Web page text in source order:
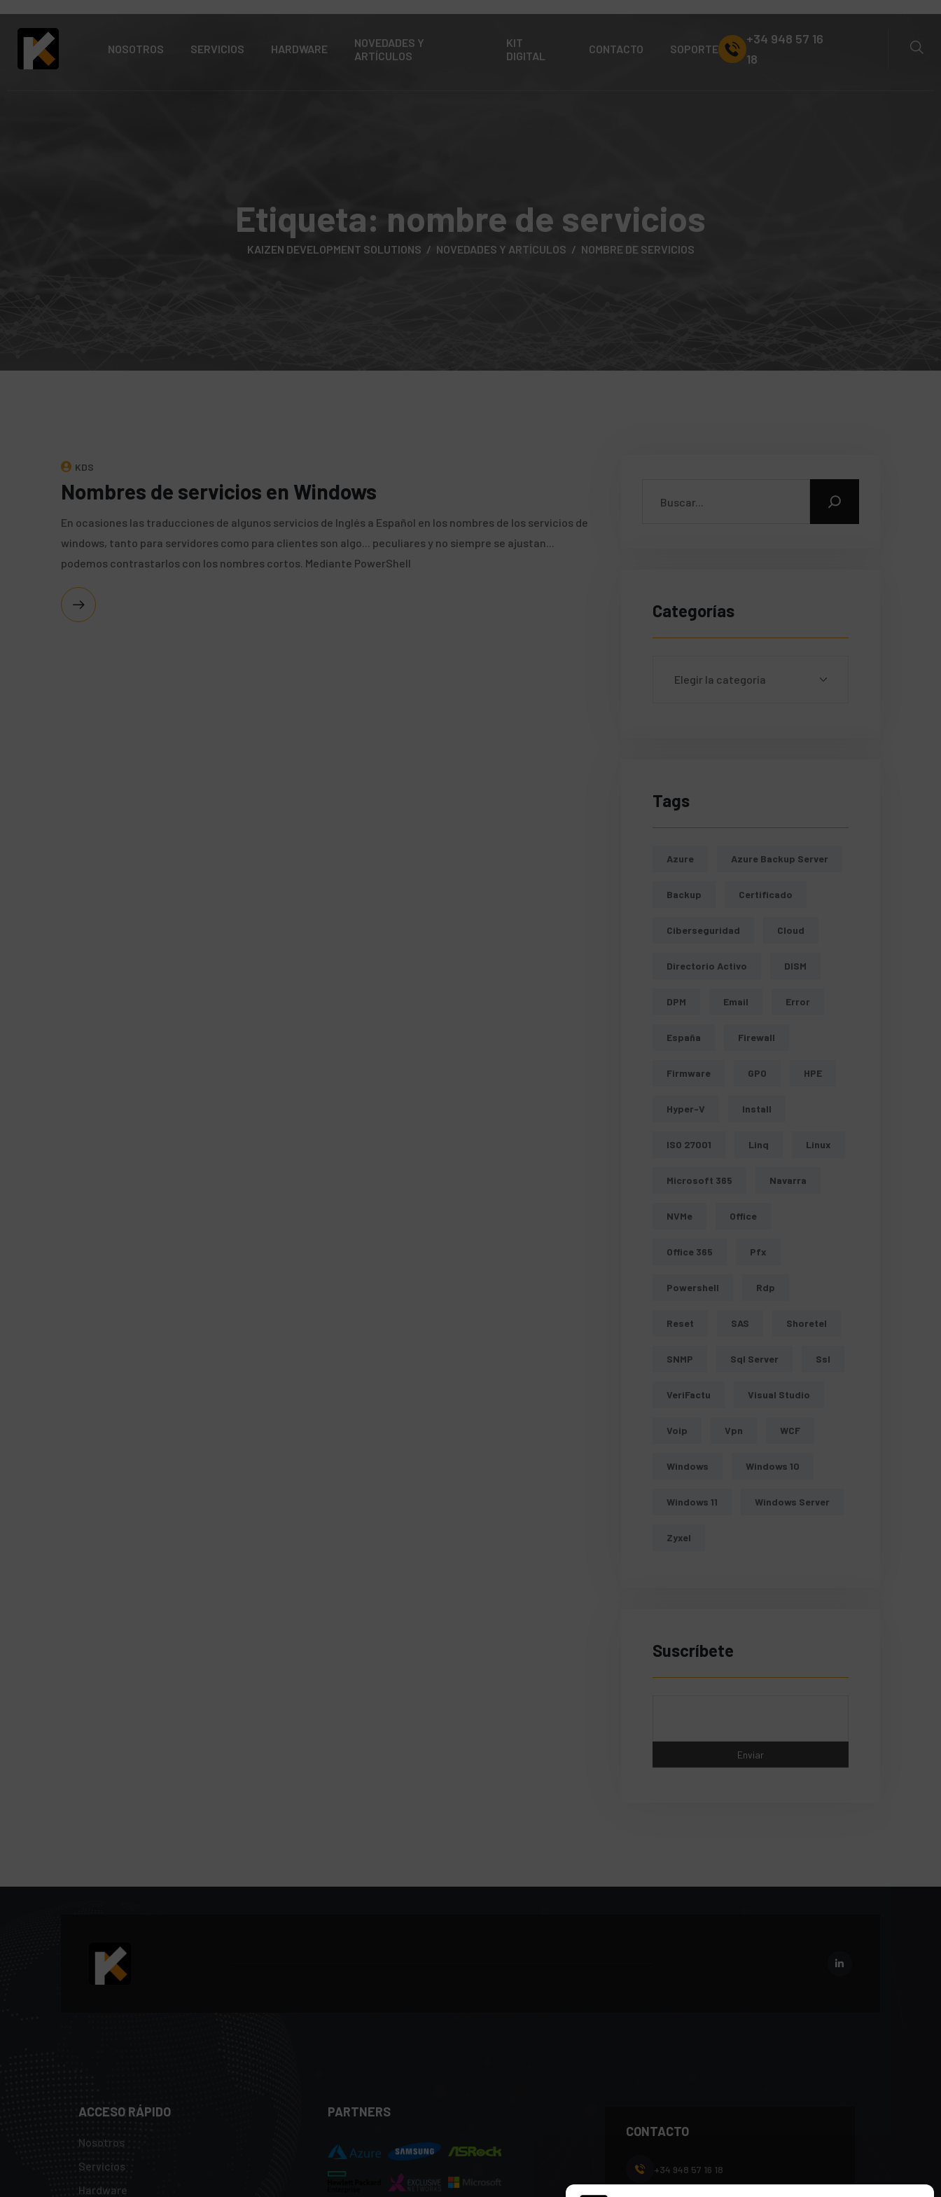
NOSOTROS SERVICIOS HARDWARE
NOVEDADES Y
ARTÍCULOS
KIT
DIGITAL
CONTACTO SOPORTE
+34 948 57 16
18
Etiqueta: nombre de servicios
KAIZEN DEVELOPMENT SOLUTIONS NOVEDADES Y ARTÍCULOS NOMBRE DE SERVICIOS
KDS
Nombres de servicios en Windows
En ocasiones las traducciones de algunos servicios de Inglés a Español en los nombres de los servicios de
windows, tanto para servidores como para clientes son algo... peculiares y no siempre se ajustan...
podemos contrastarlos con los nombres cortos. Mediante PowerShell
Categorías
Tags
Azure Azure Backup Server
Backup Certificado
Ciberseguridad Cloud
Directorio Activo DISM
DPM Email Error
España Firewall
Firmware GPO HPE
Hyper-V Install
ISO 27001 Linq Linux
Microsoft 365 Navarra
NVMe Office
Office 365 Pfx
Powershell Rdp
Reset SAS Shoretel
SNMP Sql Server Ssl
VeriFactu Visual Studio
Voip Vpn WCF
Windows Windows 10
Windows 11 Windows Server
Zyxel
Suscríbete
ACCESO RÁPIDO
Nosotros
Servicios
Hardware
PARTNERS
CONTACTO
+34 948 57 16 18